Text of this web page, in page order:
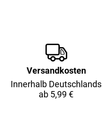
Versandkosten
Innerhalb Deutschlands
ab 5,99 €